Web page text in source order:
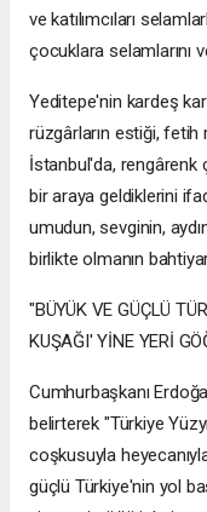
ve katılımcıları
çocuklara selamlarını
Yeditepe'nin kardeş
rüzgârların estiği, fetih
İstanbul'da, rengârenk
bir araya geldiklerini
umudun, sevginin,
birlikte olmanın
"BÜYÜK VE GÜÇLÜ
KUŞAĞI' YİNE YERİ
Cumhurbaşkanı
belirterek "Türkiye
coşkusuyla
güçlü Türkiye'nin yol